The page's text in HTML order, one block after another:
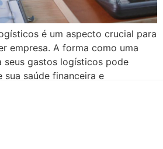
é um aspecto crucial para
empresa. A forma como uma
seus gastos logísticos pode
saúde financeira e